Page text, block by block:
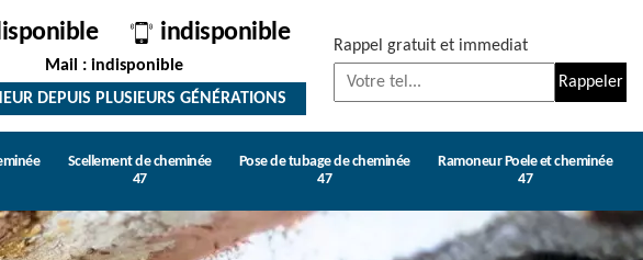
indisponible
Mail : indisponible
DEPUIS PLUSIEURS GÉNÉRATIONS
Rappel gratuit et immediat
Scellement de cheminée
47
Pose de tubage de cheminée
47
Ramoneur Poele et cheminée
47